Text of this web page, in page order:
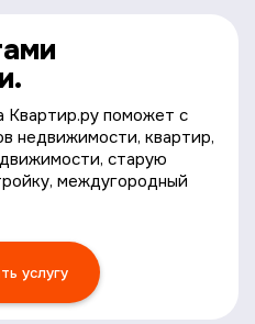
Квартир.ру поможет с
недвижимости, квартир,
старую
междугородный
услугу